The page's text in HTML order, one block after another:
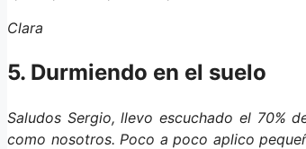
Clara
5. Durmiendo en el suelo
Saludos Sergio, llevo escuchado el 70%
como nosotros. Poco a poco aplico